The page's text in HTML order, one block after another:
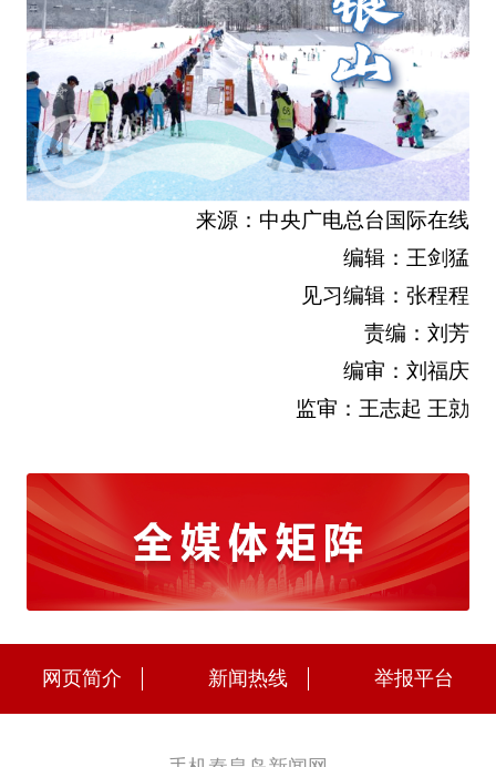
来源：中央广电总台国际在线
编辑：王剑猛
见习编辑：张程程
责编：刘芳
编审：刘福庆
监审：王志起 王勍
网页简介 新闻热线 举报平台